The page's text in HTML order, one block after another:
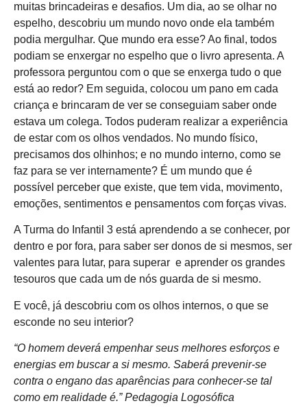
muitas brincadeiras e desafios. Um dia, ao se olhar no
espelho, descobriu um mundo novo onde ela também
podia mergulhar. Que mundo era esse? Ao final, todos
podiam se enxergar no espelho que o livro apresenta. A
professora perguntou com o que se enxerga tudo o que
está ao redor? Em seguida, colocou um pano em cada
criança e brincaram de ver se conseguiam saber onde
estava um colega. Todos puderam realizar a experiência
de estar com os olhos vendados. No mundo físico,
precisamos dos olhinhos; e no mundo interno, como se
faz para se ver internamente? É um mundo que é
possível perceber que existe, que tem vida, movimento,
emoções, sentimentos e pensamentos com forças vivas.
A Turma do Infantil 3 está aprendendo a se conhecer, por
dentro e por fora, para saber ser donos de si mesmos, ser
valentes para lutar, para superar e aprender os grandes
tesouros que cada um de nós guarda de si mesmo.
E você, já descobriu com os olhos internos, o que se
esconde no seu interior?
“O homem deverá empenhar seus melhores esforços e
energias em buscar a si mesmo. Saberá prevenir-se
contra o engano das aparências para conhecer-se tal
como em realidade é.” Pedagogia Logosófica